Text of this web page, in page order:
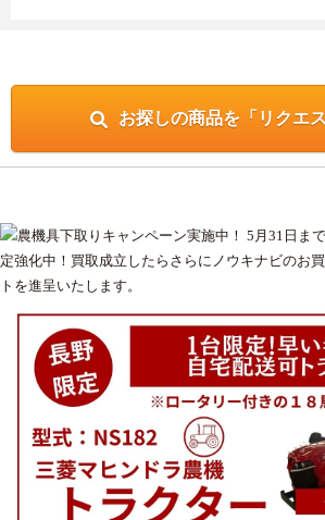
お探しの商品を「リクエ